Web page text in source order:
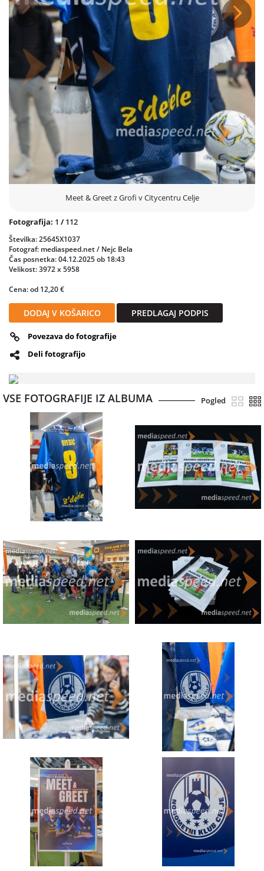
Meet & Greet z Grofi v Citycentru Celje
Prejšnja
Fotografija: 1 /112
Številka: 25645X1037
Fotograf: mediaspeed.net / Nejc Bela
Čas posnetka: 04.12.2025 ob 18:43
Velikost: 3972 x 5958
Cena: od 12,20 €
DODAJ V KOŠARICO PREDLAGAJ PODPIS
Povezava do fotografije
Deli fotografijo
VSE FOTOGRAFIJE IZ ALBUMA Pogled